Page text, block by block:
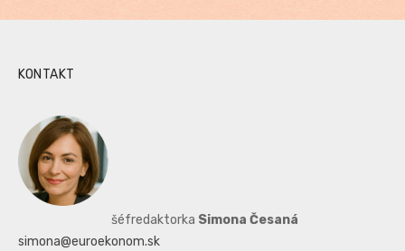
KONTAKT
šéfredaktorka Simona Česaná
simona@euroekonom.sk